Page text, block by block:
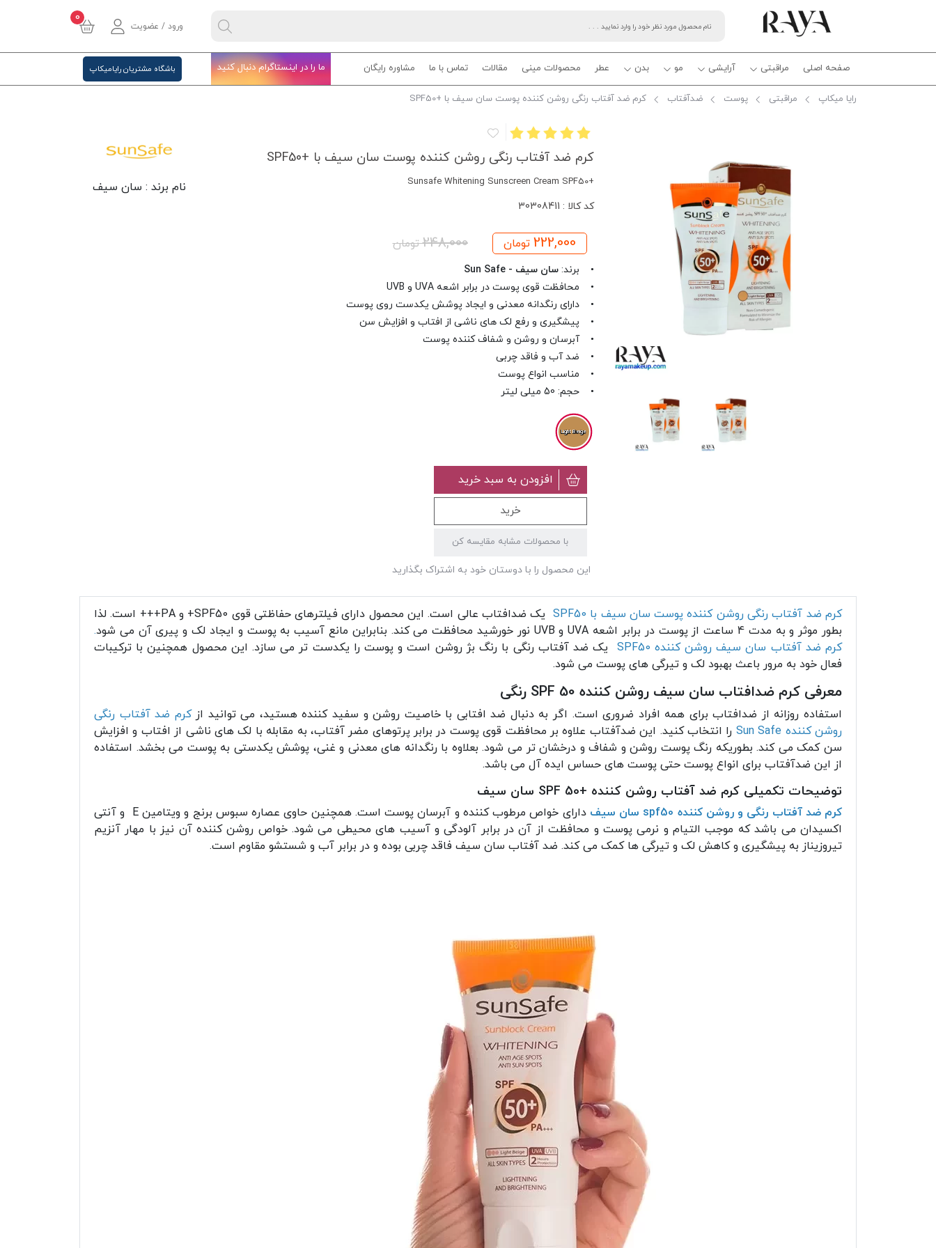
ورود / عضویت
0
صفحه اصلی مراقبتی آرایشی مو بدن عطر محصولات مینی مقالات تماس با ما مشاوره رایگان ما را در اینستاگرام دنبال کنید باشگاه مشتریان رایامیکاپ
رایا میکاپ مراقبتی پوست ضدآفتاب کرم ضد آفتاب رنگی روشن کننده پوست سان سیف با +SPF50
کرم ضد آفتاب رنگی روشن کننده پوست سان سیف با +SPF50
+Sunsafe Whitening Sunscreen Cream SPF50
کد کالا : 30308411
222,000 تومان 248,000تومان
• برند:سان سیف - Sun Safe
• محافظت قوی پوست در برابر اشعه UVA و UVB
• دارای رنگدانه معدنی و ایجاد پوشش یکدست روی پوست
• پیشگیری و رفع لک های ناشی از افتاب و افزایش سن
• آبرسان و روشن و شفاف کننده پوست
• ضد آب و فاقد چربی
• مناسب انواع پوست
• حجم: 50 میلی لیتر
Light Beige
افزودن به سبد خرید
خرید
با محصولات مشابه مقایسه کن
این محصول را با دوستان خود به اشتراک بگذارید
نام برند : سان سیف
کرم ضد آفتاب رنگی روشن کننده پوست سان سیف با SPF50
یک ضدافتاب عالی است. این محصول دارای فیلترهای حفاظتی قوی SPF50+ و PA+++ است. لذا
بطور موثر و به مدت 4 ساعت از پوست در برابر اشعه UVA و UVB نور خورشید محافظت می کند. بنابراین مانع آسیب به پوست و ایجاد لک و پیری آن می شود
.
کرم ضد آفتاب سان سیف روشن کننده SPF50
یک ضد آفتاب رنگی با رنگ بژ روشن است و پوست را یکدست تر می سازد. این محصول همچنین با ترکیبات
فعال خود به مرور باعث بهبود لک و تیرگی های پوست می شود.
معرفی کرم ضدافتاب سان سیف روشن کننده SPF 50 رنگی
استفاده روزانه از ضدافتاب برای همه افراد ضروری است. اگر به دنبال ضد افتابی با خاصیت روشن و سفید کننده هستید، می توانید ازکرم ضد آفتاب رنگی
روشن کننده Sun Safe
را انتخاب کنید. این ضدآفتاب علاوه بر محافظت قوی پوست در برابر پرتوهای مضر آفتاب، به مقابله با لک های ناشی از افتاب و افزایش
سن کمک می کند. بطوریکه رنگ پوست روشن و شفاف و درخشان تر می شود. بعلاوه با رنگدانه های معدنی و غنی، پوشش یکدستی به پوست می بخشد. استفاده
از این ضدآفتاب برای انواع پوست حتی پوست های حساس ایده آل می باشد.
توضیحات تکمیلی کرم ضد آفتاب روشن کننده +SPF 50 سان سیف
کرم ضد آفتاب رنگی و روشن کننده spf50 سان سیف
دارای خواص مرطوب کننده و آبرسان پوست است. همچنین حاوی عصاره سبوس برنج و ویتامین E و آنتی
اکسیدان می باشد که موجب التیام و نرمی پوست و محافظت از آن در برابر آلودگی و آسیب های محیطی می شود. خواص روشن کننده آن نیز با مهار آنزیم
تیروزیناز به پیشگیری و کاهش لک و تیرگی ها کمک می کند. ضد آفتاب سان سیف فاقد چربی بوده و در برابر آب و شستشو مقاوم است.